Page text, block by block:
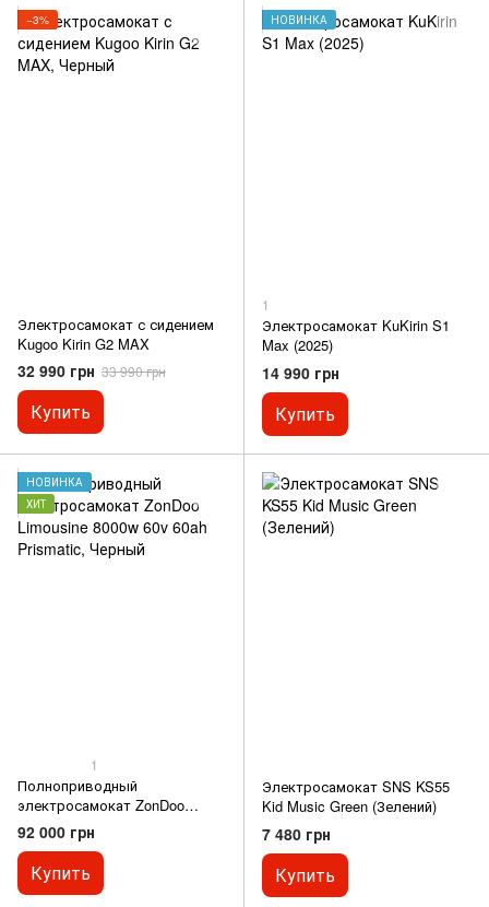
−3%
Электросамокат с сидением
Kugoo Kirin G2 MAX
32 990 грн 33 990 грн
Купить
НОВИНКА
1
Электросамокат KuKirin S1
Max (2025)
14 990 грн
Купить
НОВИНКА
ХИТ
1
Полноприводный
электросамокат ZonDoo
Limousine 8000w 60v 60ah
Prismatic
92 000 грн
Купить
Электросамокат SNS KS55
Kid Music Green (Зелений)
7 480 грн
Купить